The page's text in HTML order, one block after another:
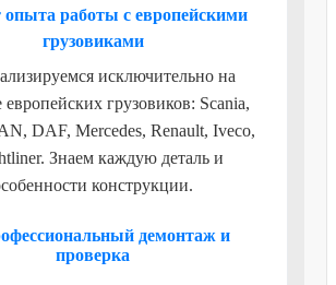
опыта работы с европейскими
грузовиками
исключительно на
европейских грузовиков: Scania,
DAF, Mercedes, Renault, Iveco,
Знаем каждую деталь и
конструкции.
демонтаж и
проверка